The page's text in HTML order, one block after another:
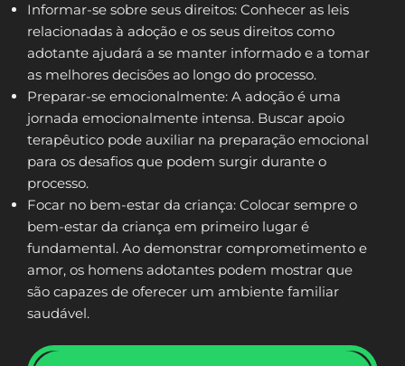
Informar-se sobre seus direitos: Conhecer as leis
relacionadas à adoção e os seus direitos como
adotante ajudará a se manter informado e a tomar
as melhores decisões ao longo do processo.
Preparar-se emocionalmente: A adoção é uma
jornada emocionalmente intensa. Buscar apoio
terapêutico pode auxiliar na preparação emocional
para os desafios que podem surgir durante o
processo.
Focar no bem-estar da criança: Colocar sempre o
bem-estar da criança em primeiro lugar é
fundamental. Ao demonstrar comprometimento e
amor, os homens adotantes podem mostrar que
são capazes de oferecer um ambiente familiar
saudável.